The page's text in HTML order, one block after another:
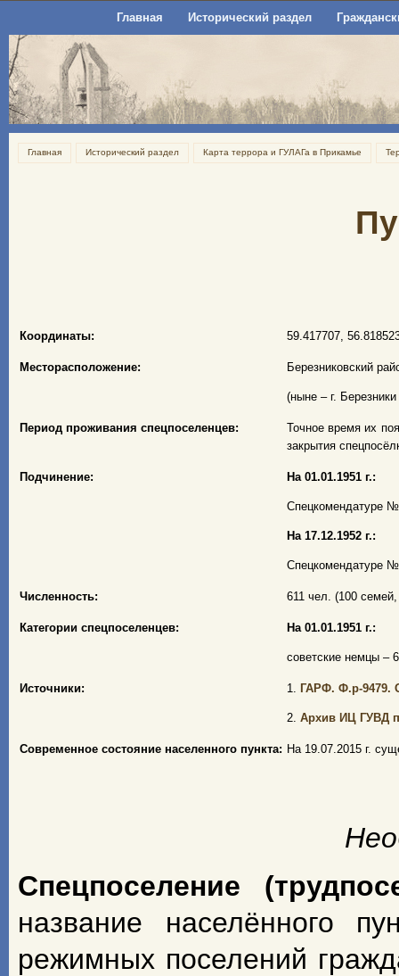
Главная Исторический раздел
Главная Исторический раздел Карта террора и ГУЛАГа в Прикамье
Координаты: 59.417707,
Месторасположение: Березниковский
(ныне – г.
Период проживания спецпоселенцев:
Точное время их
закрытия
Подчинение: На 01.01.1951 г.:
Спецкомендатуре №
На 17.12.1952 г.:
Спецкомендатуре №
Численность: 611 чел. (100
Категории спецпоселенцев: На 01.01.1951 г.:
советские немцы –
Источники: 1. ГАРФ. Ф.р-9479.
2. Архив ИЦ ГУВД
Современное состояние населенного пункта: На 19.07.2015 г.
Спецпоселение
название населённого
режимных поселений